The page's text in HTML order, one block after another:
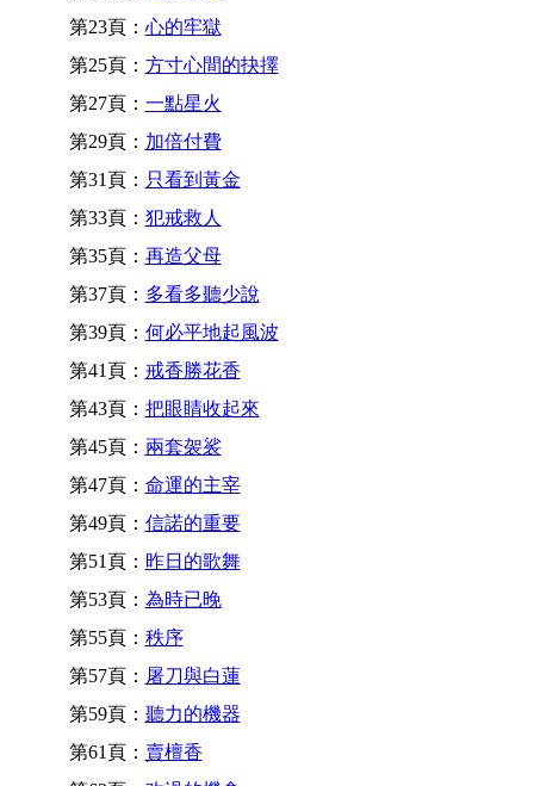
第23頁： 心的牢獄
第25頁： 方寸心間的抉擇
第27頁： 一點星火
第29頁： 加倍付費
第31頁： 只看到黃金
第33頁： 犯戒救人
第35頁： 再造父母
第37頁： 多看多聽少說
第39頁： 何必平地起風波
第41頁： 戒香勝花香
第43頁： 把眼睛收起來
第45頁： 兩套袈裟
第47頁： 命運的主宰
第49頁： 信諾的重要
第51頁： 昨日的歌舞
第53頁： 為時已晚
第55頁： 秩序
第57頁： 屠刀與白蓮
第59頁： 聽力的機器
第61頁： 賣檀香